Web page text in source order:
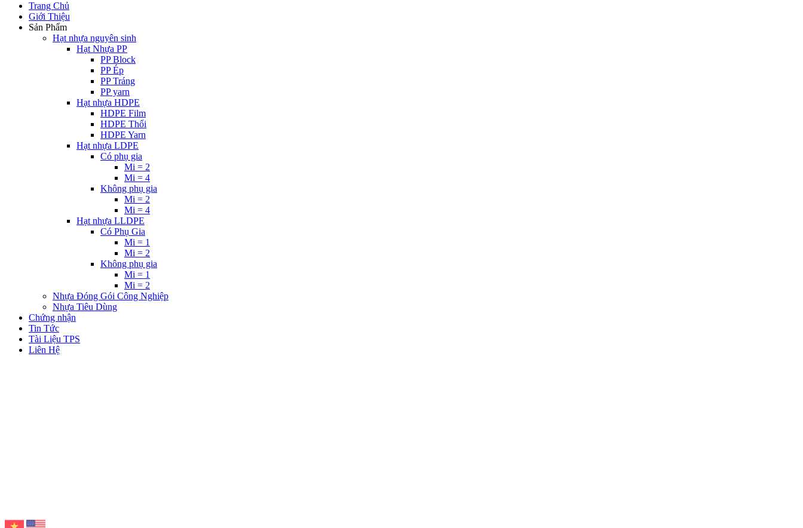
Trang Chủ
Giới Thiệu
Sản Phẩm
Hạt nhựa nguyên sinh
Hạt Nhựa PP
PP Block
PP Ép
PP Tráng
PP yarn
Hạt nhựa HDPE
HDPE Film
HDPE Thổi
HDPE Yarn
Hạt nhựa LDPE
Có phụ gia
Mi = 2
Mi = 4
Không phụ gia
Mi = 2
Mi = 4
Hạt nhựa LLDPE
Có Phụ Gia
Mi = 1
Mi = 2
Không phụ gia
Mi = 1
Mi = 2
Nhựa Đóng Gói Công Nghiệp
Nhựa Tiêu Dùng
Chứng nhận
Tin Tức
Tài Liệu TPS
Liên Hệ